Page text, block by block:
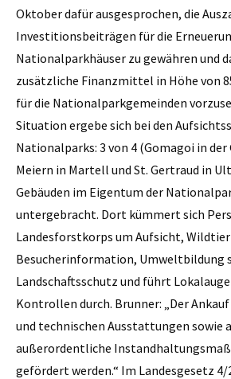
Oktober dafür ausgesprochen, die
Investitionsbeiträgen für die
Nationalparkhäuser zu gewähren und
zusätzliche Finanzmittel in Höhe von
für die Nationalparkgemeinden
Situation ergebe sich bei den
Nationalparks: 3 von 4 (Gomagoi in
Meiern in Martell und St. Gertraud in
Gebäuden im Eigentum der
untergebracht. Dort kümmert sich
Landesforstkorps um Aufsicht,
Besucherinformation, Umweltbildung
Landschaftsschutz und führt
Kontrollen durch. Brunner: „Der
und technischen Ausstattungen sowie
außerordentliche
gefördert werden.“ Im Landesgesetz